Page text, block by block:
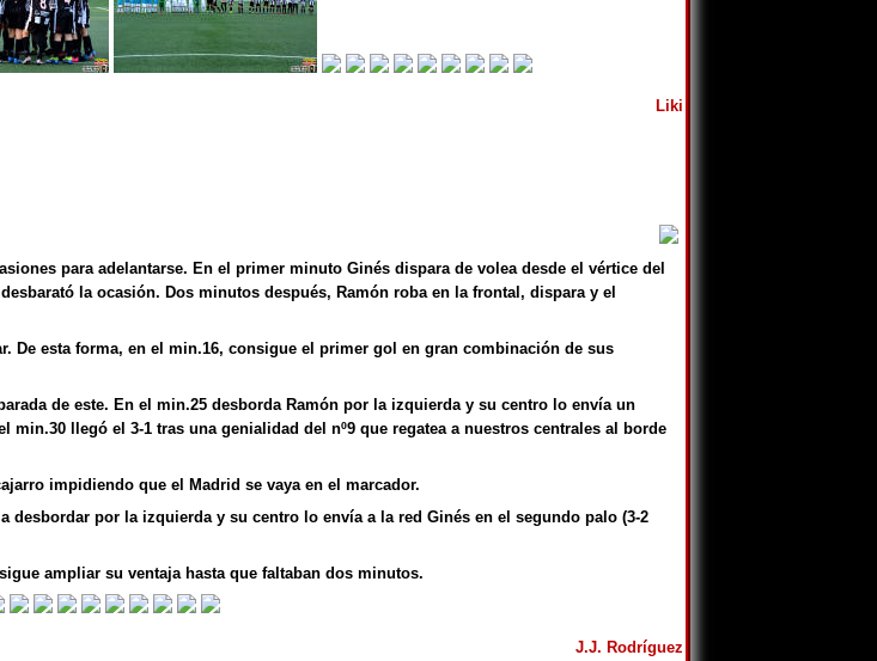
Liki
para adelantarse. En el primer minuto Ginés dispara de volea desde el vértice del
la ocasión. Dos minutos después, Ramón roba en la frontal, dispara y el
De esta forma, en el min.16, consigue el primer gol en gran combinación de sus
de este. En el min.25 desborda Ramón por la izquierda y su centro lo envía un
min.30 llegó el 3-1 tras una genialidad del nº9 que regatea a nuestros centrales al borde
impidiendo que el Madrid se vaya en el marcador.
por la izquierda y su centro lo envía a la red Ginés en el segundo palo (3-2
ampliar su ventaja hasta que faltaban dos minutos.
J.J. Rodríguez